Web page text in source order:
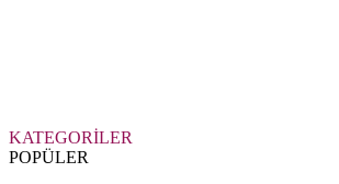
KATEGORİLER
POPÜLER